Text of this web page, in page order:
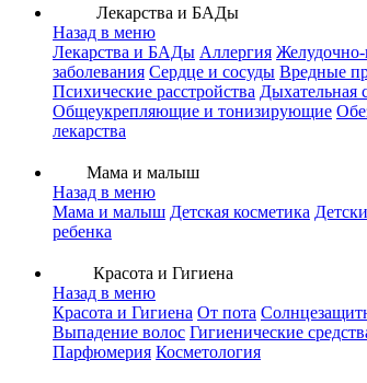
Лекарства и БАДы
Назад в меню
Лекарства и БАДы Аллергия
заболевания Сердце и сосуды Вредные
Психические расстройства Дыхательная
Общеукрепляющие и тонизирующие
лекарства
Мама и малыш
Назад в меню
Мама и малыш Детская косметика
ребенка
Красота и Гигиена
Назад в меню
Красота и Гигиена От пота
Выпадение волос Гигиенические
Парфюмерия Косметология